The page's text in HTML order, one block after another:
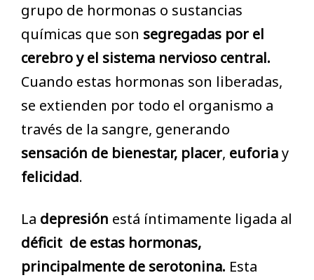
grupo de hormonas o sustancias
químicas que son segregadas por el
cerebro y el sistema nervioso central.
Cuando estas hormonas son liberadas,
se extienden por todo el organismo a
través de la sangre, generando
sensación de bienestar, placer, euforiay
felicidad.
La depresión está íntimamente ligada al
déficit de estas hormonas,
principalmente de serotonina. Esta